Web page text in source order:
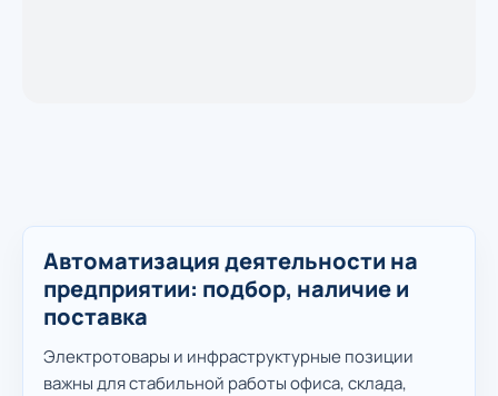
Автоматизация деятельности на
предприятии: подбор, наличие и
поставка
Электротовары и инфраструктурные позиции
важны для стабильной работы офиса, склада,